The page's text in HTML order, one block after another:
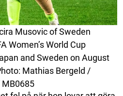
Musovic of Sweden
Women’s World Cup
and Sweden on August
Mathias Bergeld /
MB0685